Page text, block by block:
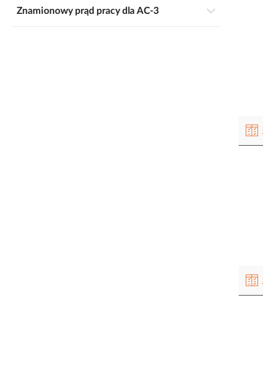
Znamionowy prąd pracy dla AC-3